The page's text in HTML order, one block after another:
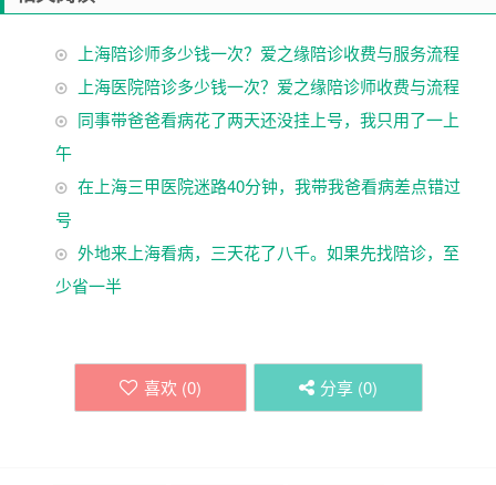
上海陪诊师多少钱一次？爱之缘陪诊收费与服务流程
上海医院陪诊多少钱一次？爱之缘陪诊师收费与流程
同事带爸爸看病花了两天还没挂上号，我只用了一上
午
在上海三甲医院迷路40分钟，我带我爸看病差点错过
号
外地来上海看病，三天花了八千。如果先找陪诊，至
少省一半
喜欢 (0) 分享 (0)